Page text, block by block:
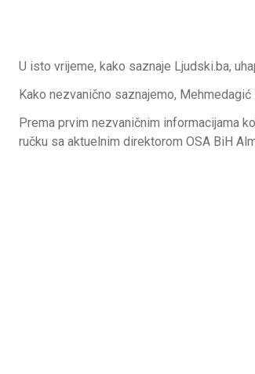
U isto vrijeme, kako saznaje Ljudski.ba,
Kako nezvanično saznajemo,
Prema prvim nezvaničnim informacijama
ručku sa aktuelnim direktorom OSA BiH